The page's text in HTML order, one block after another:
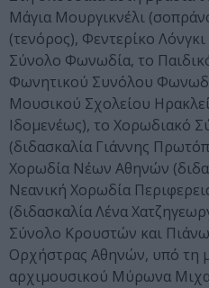
Μάγια Μουργικνέλι
(τενόρος), Φεντερίκο
Σύνολο Φωνωδία, το
Φωνητικού Συνόλου
Μουσικού Σχολείου
Ιδομενέως), το Χορωδιακό
(διδασκαλία Γιάννης
Χορωδία Νέων Αθηνών
Νεανική Χορωδία
(διδασκαλία Λένα
Σύνολο Κρουστών και
Ορχήστρας Αθηνών, υπό τη
αρχιμουσικού Μύρωνα